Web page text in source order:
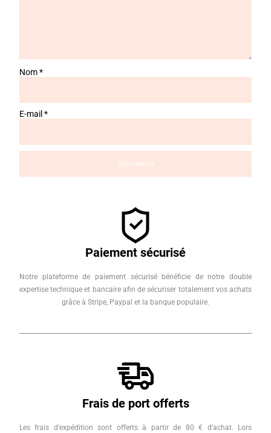
Nom*
E-mail *
Paiement sécurisé
Notre plateforme de paiement sécurisé bénéficie de notre double
expertise technique et bancaire afin de sécuriser totalement vos achats
grâce à Stripe, Paypal et la banque populaire.
Frais de port offerts
Les frais d’expédition sont offerts à partir de 80 € d’achat. Lors